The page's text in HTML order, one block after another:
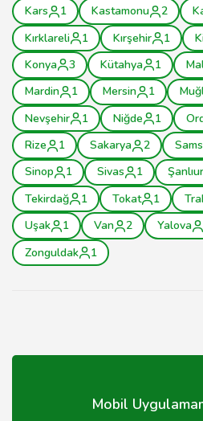
Kars
1 Kastamonu 2
Kırklareli
1 Kırşehir 1
Konya
3 Kütahya 1
Mardin
1 Mersin 1
Nevşehir
1 Niğde 1
Rize
1 Sakarya 2
Sinop
1 Sivas 1
Tekirdağ
1 Tokat 1
Uşak
1 Van 2 Yalova
Zonguldak
1
Mobil